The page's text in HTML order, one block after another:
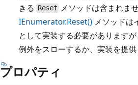
きる
Reset メソッドは含まれま
IEnumerator.Reset() メソッドは
として実装する必要があります
例外をスローするか、実装を提供
プロパティ